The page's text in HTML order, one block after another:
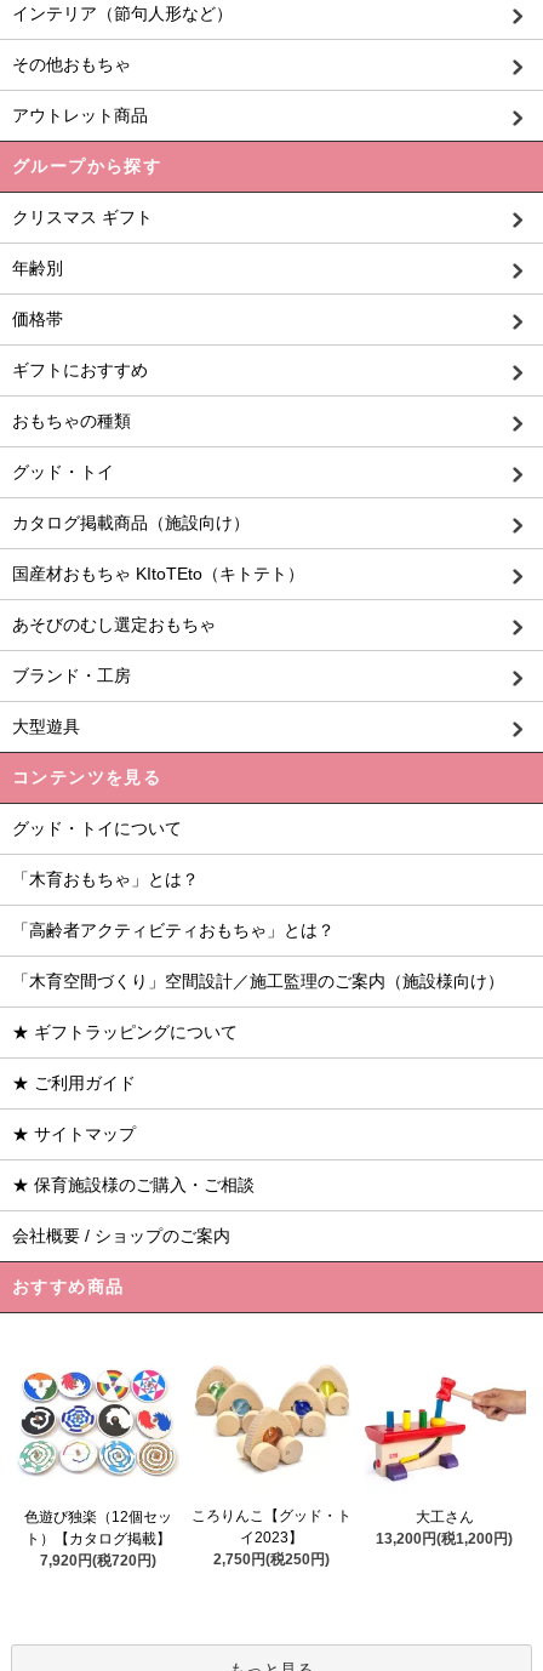
インテリア（節句人形など）
その他おもちゃ
アウトレット商品
グループから探す
クリスマス ギフト
年齢別
価格帯
ギフトにおすすめ
おもちゃの種類
グッド・トイ
カタログ掲載商品（施設向け）
国産材おもちゃ KItoTEto（キトテト）
あそびのむし選定おもちゃ
ブランド・工房
大型遊具
コンテンツを見る
グッド・トイについて
「木育おもちゃ」とは？
「高齢者アクティビティおもちゃ」とは？
「木育空間づくり」空間設計／施工監理のご案内（施設様向け）
★ ギフトラッピングについて
★ ご利用ガイド
★ サイトマップ
★ 保育施設様のご購入・ご相談
会社概要 / ショップのご案内
おすすめ商品
色遊び独楽（12個セッ
ト）【カタログ掲載】
7,920円(税720円)
ころりんこ【グッド・ト
イ2023】
2,750円(税250円)
大工さん
13,200円(税1,200円)